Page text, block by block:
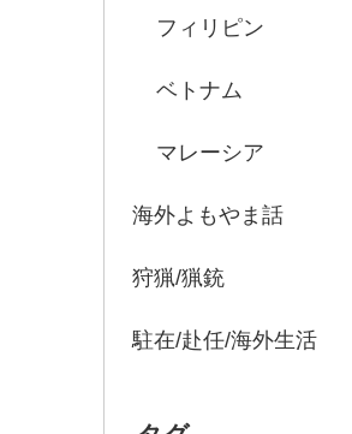
フィリピン
ベトナム
マレーシア
海外よもやま話
狩猟/猟銃
駐在/赴任/海外生活